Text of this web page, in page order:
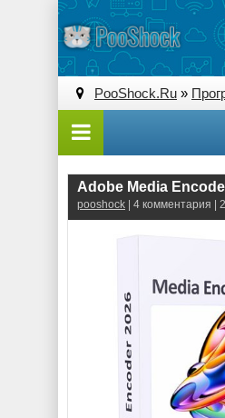
PooShock.Ru »
pooshock | 4 комментария |